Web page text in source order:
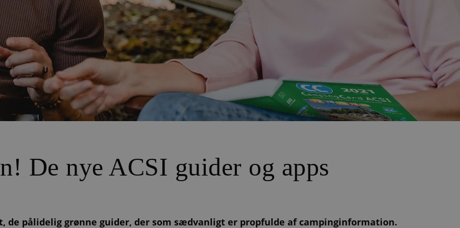
De nye ACSI guider og apps
de pålidelig grønne guider, der som sædvanligt er propfulde af campinginformation.